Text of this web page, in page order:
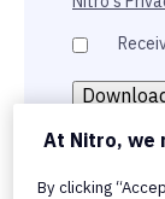
At Nitro, we
By clicking